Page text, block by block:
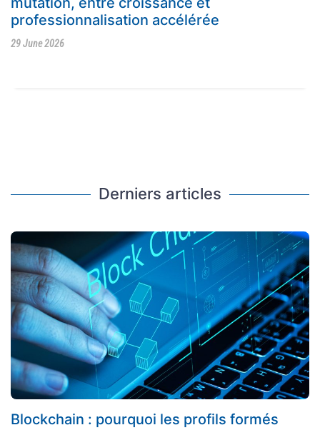
professionnalisation accélérée
29 June 2026
Derniers articles
Blockchain : pourquoi les profils formés